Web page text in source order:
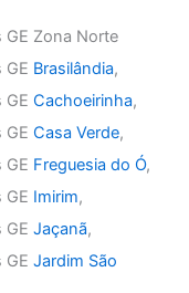
Zona Norte
GE Brasilândia,
GECachoeirinha,
GECasa Verde,
GE Freguesia do Ó,
GE Imirim,
GEJaçanã,
GEJardim São